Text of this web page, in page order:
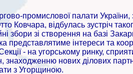
промислової палати України,
Ковчара, відбулась зустріч
збори зі створення на базі
представлятиме інтереси та
- на угорському ринку,
знаходженню нових ділових
з Угорщиною.